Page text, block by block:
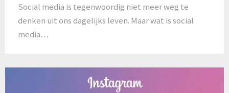
Social media is tegenwoordig niet meer weg te
denken uit ons dagelijks leven. Maar wat is social
media…